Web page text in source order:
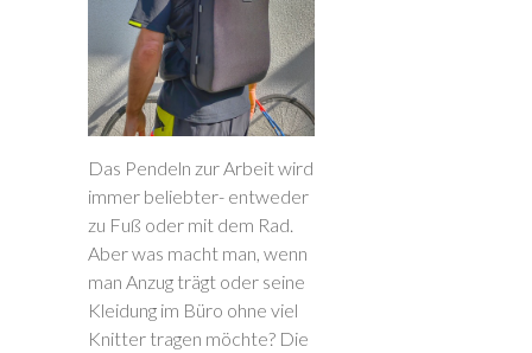
Das Pendeln zur Arbeit wird
immer beliebter- entweder
zu Fuß oder mit dem Rad.
Aber was macht man, wenn
man Anzug trägt oder seine
Kleidung im Büro ohne viel
Knitter tragen möchte? Die